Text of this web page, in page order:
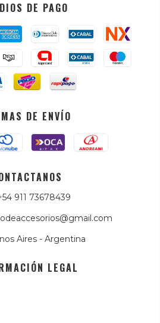
DE PAGO
DE ENVÍO
911 73678439
Aires - Argentina
LEGAL